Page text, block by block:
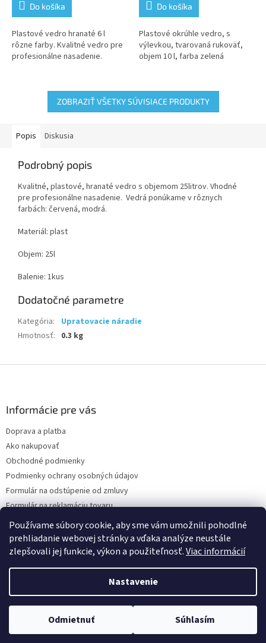
Používame súbory cookie, aby sme vám umožnili pohodlné
prehliadanie webovej stránky a vďaka analýze neustále
zlepšovali jej funkcie, výkon a použiteľnosť.Viac informácií
Nastavenie
Odmietnuť Súhlasím
Do košíka
Plastové vedro hranaté 6 l
rôzne farby. Kvalitné vedro pre
profesionálne nasadenie.
Do košíka
Plastové okrúhle vedro, s
výlevkou, tvarovaná rukoväť,
objem 10 l, farba zelená
ZOBRAZIŤ VŠETKY SÚVISIACE PRODUKTY
Popis Diskusia
Podrobný popis
Kvalitné, plastové, hranaté vedro s objemom 25litrov. Vhodné
pre profesionálne nasadenie. Vedrá ponúkame v rôznych
farbách: červená, modrá.
Materiál: plast
Objem: 25l
Balenie: 1kus
Dodatočné parametre
Kategória:
Upratovacie náradie
Hmotnosť: 0.3 kg
Informácie pre vás
Doprava a platba
Ako nakupovať
Obchodné podmienky
Podmienky ochrany osobných údajov
Formulár na odstúpenie od zmluvy
Formulár na reklamáciu tovaru
Kontakty
Copyright 2026www.hygart.sk. Všetky práva vyhradené.Upraviť